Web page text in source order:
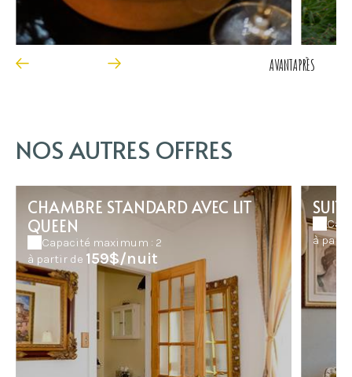
AVANTAPRÈS
NOS AUTRES OFFRES
CHAMBRE STANDARD AVEC LIT
QUEEN
Capacité maximum : 2
à partir de 159$/nuit
à